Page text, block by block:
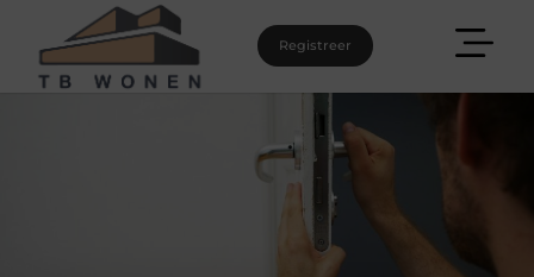
Registreer